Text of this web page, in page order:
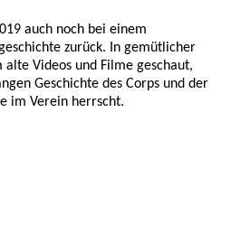
auch noch bei einem
zurück. In gemütlicher
alte Videos und Filme geschaut,
Geschichte des Corps und der
im Verein herrscht.